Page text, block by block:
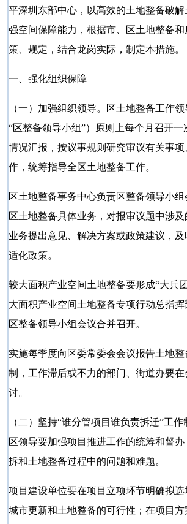
平深圳东部中心，以高效的土地整备破
强空间保障能力，根据市、区土地整备
策、规定，结合龙岗实际，制定本措施。
一、强化组织保障
（一）加强组织领导。区土地整备工作
“区整备领导小组”）原则上每个月召开
情况汇报，按议事规则研究审议有关事
作，统筹指导全区土地整备工作。
区土地整备事务中心负责区整备领导小
区土地整备具体业务，对报审议题中涉
业务提出意见、解决方案或政策建议，
适化政策。
较大面积产业空间土地整备要形成“大兵
大面积产业空间土地整备专项行动总指
区整备领导小组会议合并召开。
实施每季度向区委常委会会议报告土地
制，工作滞后或不力的部门、街道办要
讨。
（二）坚持“谁分管项目谁负责拆迁”工
区领导要加强项目推进工作的统筹和督
拆和土地整备过程中的问题和难题。
项目建设单位要在项目立项环节明确拟
城市更新和土地整备的可行性；在项目